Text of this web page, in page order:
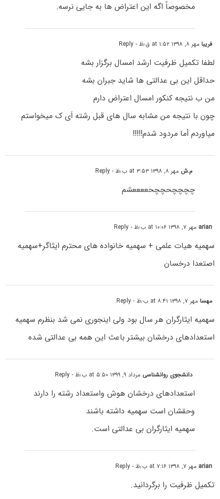
مخصوصاً اگه این اعتراض ها به جایی نرسه.
فریبامهر ۸, ۱۳۹۸ at ۱:۵۲ ق٫ظ - Reply
لطفا تکمیل ظرفیت ارشد امسال برگزار بشه
حداقل این بی عدالتی ها شاید جبران بشه
من ب نتیجه کنکور امسال اعتراض دارم
چون با نتیجه من مشابه سال های قبل رشته اَی ک میخواستم
میاوردم أما مردود شدم!!!!!
م.ش مهر ۸, ۱۳۹۸ at ۳:۵۳ ب٫ظ - Reply
چچچچحچچحععععشم
arian مهر ۷, ۱۳۹۸ at ۱۰:۰۶ ب٫ظ - Reply
سهمیه هیات علمی + سهمیه خانواده های محترم ایثاگر+سهمیه
اصتعدا درخسان
مهسامهر ۷, ۱۳۹۸ at ۸:۴۱ ب٫ظ - Reply
سهمیه ایثارگران هر سال بود ولی اینجوری نمی شد بنظرم سهمیه
استعدادهای درخشان بیشتر باعث این همه بی عدالتی شده
دانشجوی روانشناسی مرداد ۹, ۱۳۹۹ at ۵:۵۰ ب٫ظ - Reply
استعدادهای درخشان هوش واستعداد رشته را دارند
وحقشان است سهمیه داشته باشند
سهمیه ایثارگران بی عدالتی است.
arian مهر ۷, ۱۳۹۸ at ۷:۱۶ ب٫ظ - Reply
تکمیل ظرفیت را برگردانید.